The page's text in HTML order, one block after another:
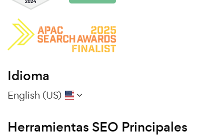
Idioma
English (US)
Herramientas SEO Principales